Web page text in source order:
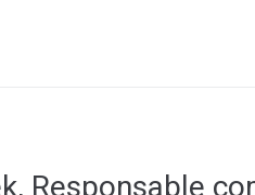
Responsable